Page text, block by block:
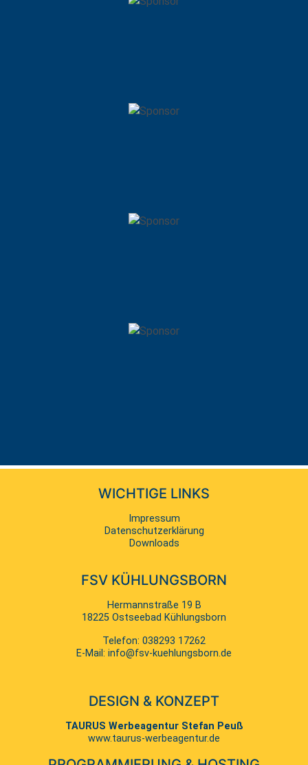
WICHTIGE LINKS
Navigation
überspringen
Impressum
Datenschutzerklärung
Downloads
FSV KÜHLUNGSBORN
Hermannstraße 19 B
18225 Ostseebad Kühlungsborn
Telefon: 038293 17262
E-Mail: info@fsv-kuehlungsborn.de
DESIGN & KONZEPT
TAURUS Werbeagentur Stefan Peuß
www.taurus-werbeagentur.de